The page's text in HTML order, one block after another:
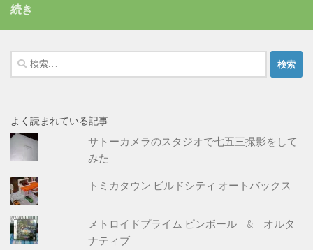
続き
検
索:
よく読まれている記事
サトーカメラのスタジオで七五三撮影をして
みた
トミカタウン ビルドシティ オートバックス
メトロイドプライム ピンボール & オルタ
ナティブ